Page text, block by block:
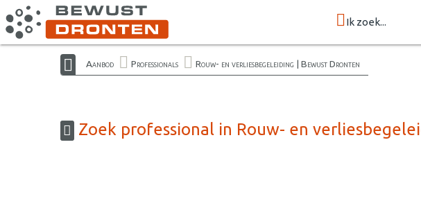
Ik zoek...
Aanbod Professionals Rouw- en verliesbegeleiding | Bewust Dronten
Zoek professional in Rouw- en